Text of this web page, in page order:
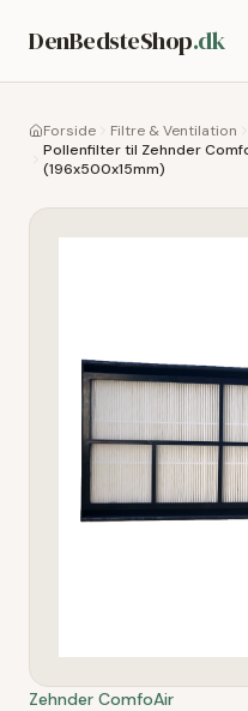
DenBedsteShop.dk
Forside Filtre & Ventilation
Pollenfilter til Zehnder
(196x500x15mm)
Zehnder ComfoAir